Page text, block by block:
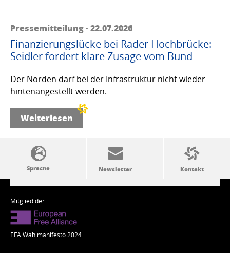
Pressemitteilung · 22.07.2026
Finanzierungslücke bei Rader Hochbrücke:
Seidler fordert klare Zusage vom Bund
Der Norden darf bei der Infrastruktur nicht wieder
hintenangestellt werden.
Weiterlesen
SSW-Politik von A bis Z
Mitglied der
EFA Wahlmanifesto 2024